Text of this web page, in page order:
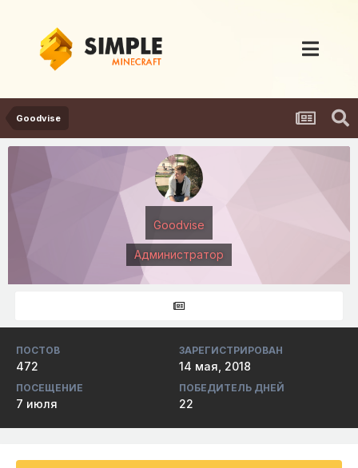
Goodvise
Goodvise
Администратор
ПОСТОВ
472
ЗАРЕГИСТРИРОВАН
14 мая, 2018
ПОСЕЩЕНИЕ
7 июля
ПОБЕДИТЕЛЬ ДНЕЙ
22